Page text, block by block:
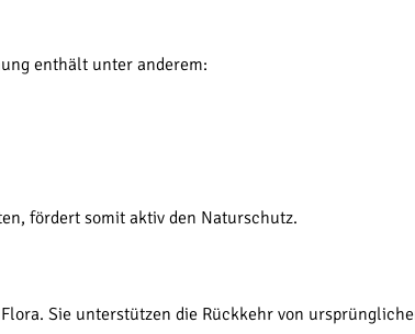
enthält unter anderem:
fördert somit aktiv den Naturschutz.
Sie unterstützen die Rückkehr von